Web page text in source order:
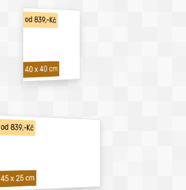
od 839,-Kč
40 x 40 cm
od 839,-Kč
45 x 25 cm